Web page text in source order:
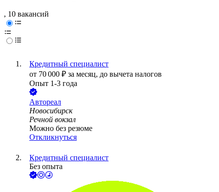
, 10 вакансий
Кредитный специалист
от 70 000 ₽ за месяц, до вычета налогов
Опыт 1-3 года
Автореал
Новосибирск
Речной вокзал
Можно без резюме
Откликнуться
Кредитный специалист
Без опыта